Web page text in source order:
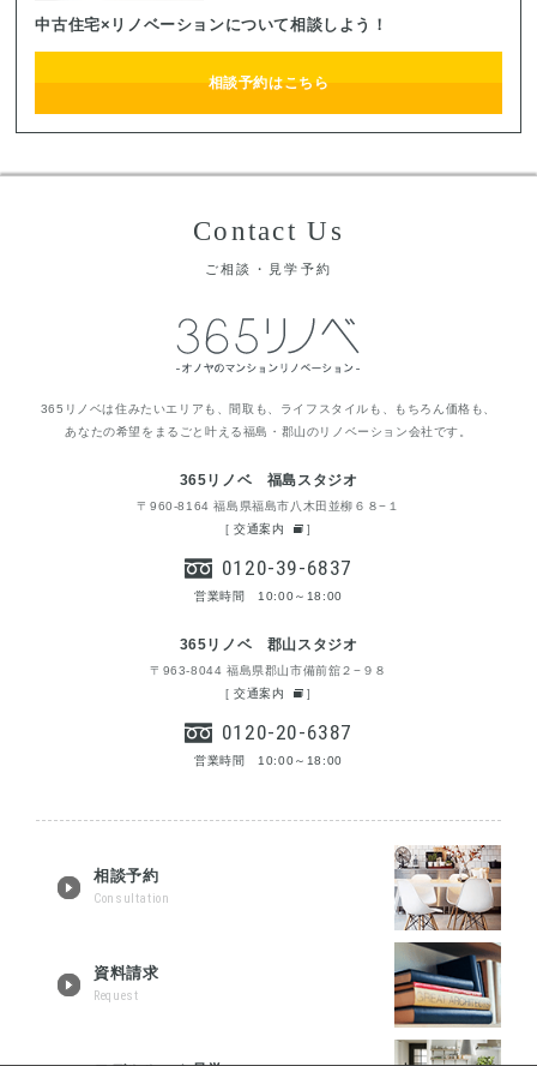
中古住宅×リノベーションについて相談しよう！
相談予約はこちら
Contact Us
ご相談・見学予約
365リノベは住みたいエリアも、間取も、ライフスタイルも、もちろん価格も、
あなたの希望をまるごと叶える福島・郡山のリノベーション会社です。
365リノベ 福島スタジオ
〒960-8164 福島県福島市八木田並柳６８−１
[交通案内 ]
0120-39-6837
営業時間 10:00～18:00
365リノベ 郡山スタジオ
〒963-8044 福島県郡山市備前舘２−９８
[交通案内 ]
0120-20-6387
営業時間 10:00～18:00
相談予約
Consultation
資料請求
Request